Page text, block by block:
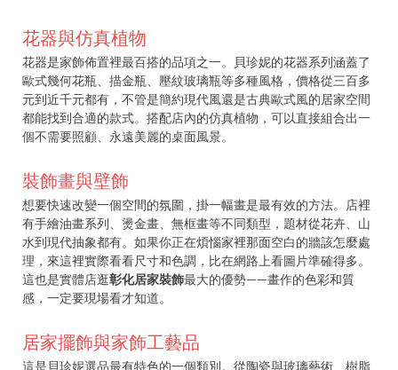
花器與仿真植物
花器是家飾佈置裡最百搭的品項之一。貝珍妮的花器系列涵蓋了
歐式幾何花瓶、描金瓶、壓紋玻璃瓶等多種風格，價格從三百多
元到近千元都有，不管是簡約現代風還是古典歐式風的居家空間
都能找到合適的款式。搭配店內的仿真植物，可以直接組合出一
個不需要照顧、永遠美麗的桌面風景。
裝飾畫與壁飾
想要快速改變一個空間的氛圍，掛一幅畫是最有效的方法。店裡
有手繪油畫系列、燙金畫、無框畫等不同類型，題材從花卉、山
水到現代抽象都有。如果你正在煩惱家裡那面空白的牆該怎麼處
理，來這裡實際看看尺寸和色調，比在網路上看圖片準確得多。
這也是實體店逛彰化居家裝飾最大的優勢——畫作的色彩和質
感，一定要現場看才知道。
居家擺飾與家飾工藝品
這是貝珍妮選品最有特色的一個類別。從陶瓷與玻璃藝術、樹脂